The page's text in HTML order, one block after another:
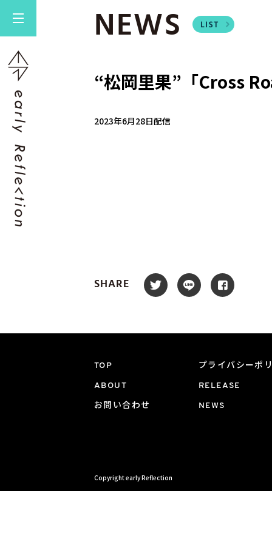
NEWS
“松岡里果”「Cross
2023年6月28日配信
SHARE
TOP プライバシーポ
ABOUT RELEASE
お問い合わせ NEWS
Copyright early Reflection